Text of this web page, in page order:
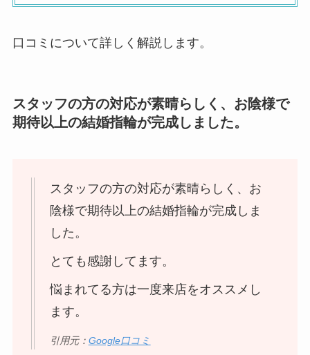
口コミについて詳しく解説します。
スタッフの方の対応が素晴らしく、お陰様で
期待以上の結婚指輪が完成しました。
スタッフの方の対応が素晴らしく、お
陰様で期待以上の結婚指輪が完成しま
した。
とても感謝してます。
悩まれてる方は一度来店をオススメし
ます。
引用元： Google口コミ